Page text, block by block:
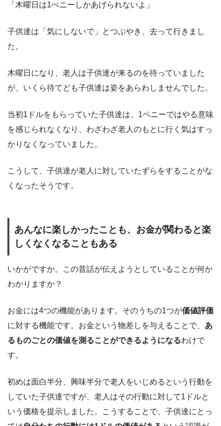
「木曜日は1ぺニーしかあげられないよ」
子供達は「気にしないで」とつぶやき、去って行きまし
た。
木曜日になり、老人は子供達が来るのを待っていました
が、いくら待てども子供達は姿をあらわしませんでした。
当初1ドルをもらっていた子供達は、1ペニーではやる意味
を感じられなくなり、わざわざ老人のもとに行く気はすっ
かりなくなっていました。
こうして、子供達が老人に対していたずらをすることがな
くなったそうです。
あんなに楽しかったことも、お金が関わると楽
しくなくなることもある
いかがですか。この昔話が伝えようとしていることが何か
わかりますか？
お金には4つの機能があります。そのうちの1つが価値評価
に対する機能です。お金という物差しを与えることで、 あ
るものごとの価値を測ることができるようになるわけで
す。
初めは面白半分、興味半分で老人をいじめるという行動を
していた子供達ですが、老人はその行動に対して1ドルと
いう価格を提示しました。こうすることで、子供達にとっ